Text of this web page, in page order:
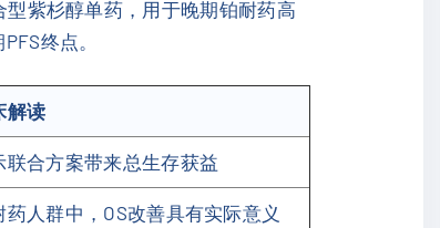
紫杉醇单药，用于晚期铂耐药高
终点。
解读
联合方案带来总生存获益
药人群中，OS改善具有实际意义